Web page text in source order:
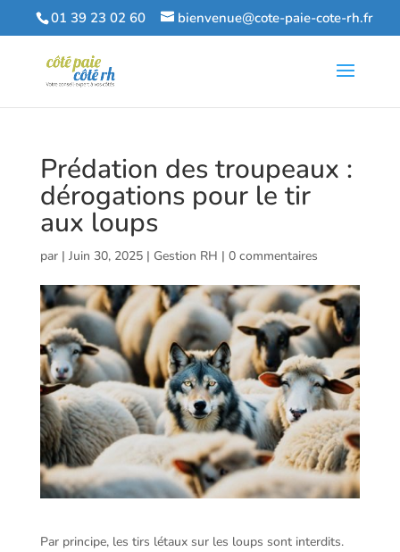
01 39 23 02 60 bienvenue@cote-paie-cote-rh.fr
Prédation des troupeaux :
dérogations pour le tir
aux loups
par | Juin 30, 2025| Gestion RH | 0 commentaires
Par principe, les tirs létaux sur les loups sont interdits.